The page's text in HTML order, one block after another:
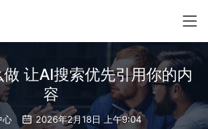
做 让AI搜索优先引用你的内
容
心 2026年2月18日 上午9:04